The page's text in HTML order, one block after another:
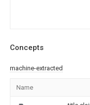
Concepts
machine-extracted
Name